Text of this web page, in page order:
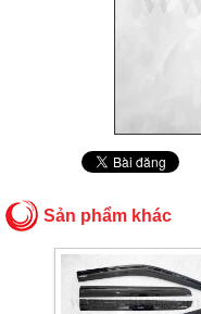
Sản phẩm khác